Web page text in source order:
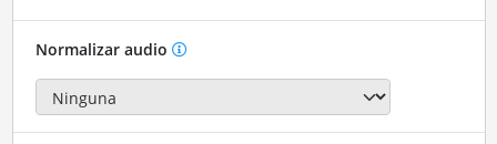
Normalizar audio